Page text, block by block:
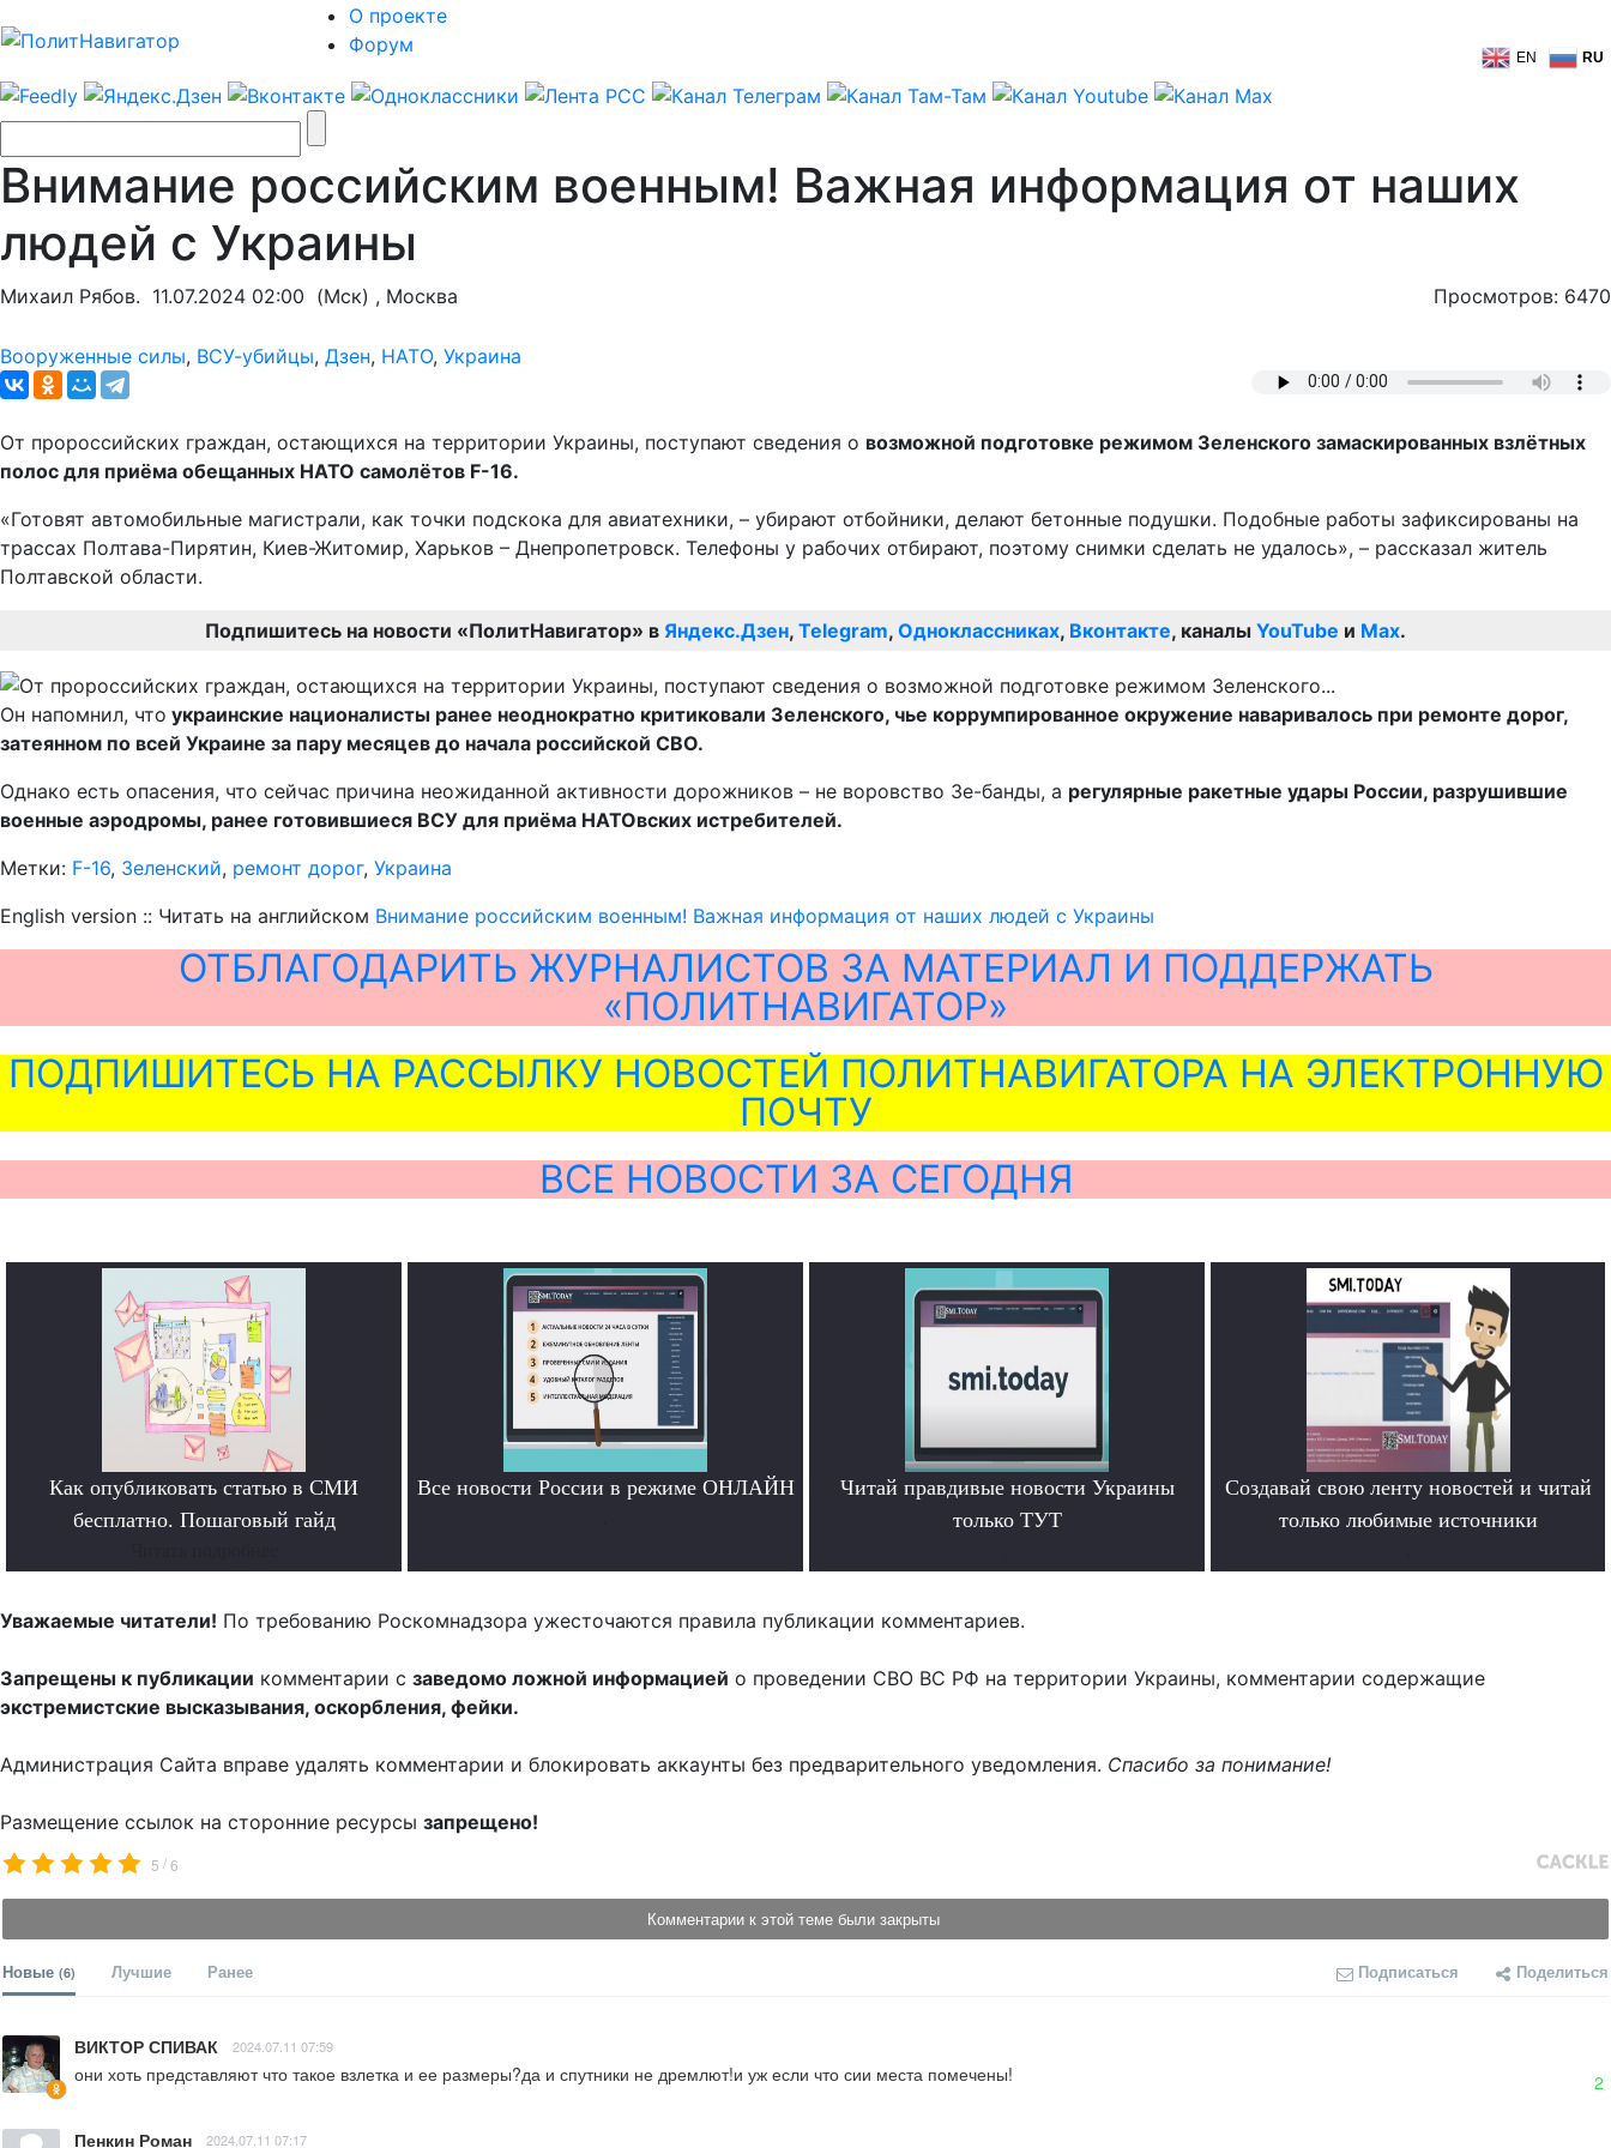
О проекте
Форум
EN RU
Внимание российским военным! Важная информация от наших
людей с Украины
Михаил Рябов. 11.07.2024 02:00 (Мск) , Москва Просмотров: 6470
Вооруженные силы, ВСУ-убийцы, Дзен, НАТО, Украина
От пророссийских граждан, остающихся на территории Украины, поступают сведения о возможной подготовке режимом Зеленского замаскированных взлётных
полос для приёма обещанных НАТО самолётов F-16.
«Готовят автомобильные магистрали, как точки подскока для авиатехники, – убирают отбойники, делают бетонные подушки. Подобные работы зафиксированы на
трассах Полтава-Пирятин, Киев-Житомир, Харьков – Днепропетровск. Телефоны у рабочих отбирают, поэтому снимки сделать не удалось», – рассказал житель
Полтавской области.
Подпишитесь на новости «ПолитНавигатор» в Яндекс.Дзен, Telegram, Одноклассниках, Вконтакте, каналы YouTube и Max.
Он напомнил, что украинские националисты ранее неоднократно критиковали Зеленского, чье коррумпированное окружение наваривалось при ремонте дорог,
затеянном по всей Украине за пару месяцев до начала российской СВО.
Однако есть опасения, что сейчас причина неожиданной активности дорожников – не воровство Зе-банды, а регулярные ракетные удары России, разрушившие
военные аэродромы, ранее готовившиеся ВСУ для приёма НАТОвских истребителей.
Метки: F-16, Зеленский, ремонт дорог, Украина
English version :: Читать на английском Внимание российским военным! Важная информация от наших людей с Украины
ОТБЛАГОДАРИТЬ ЖУРНАЛИСТОВ ЗА МАТЕРИАЛ И ПОДДЕРЖАТЬ
«ПОЛИТНАВИГАТОР»
ПОДПИШИТЕСЬ НА РАССЫЛКУ НОВОСТЕЙ ПОЛИТНАВИГАТОРА НА ЭЛЕКТРОННУЮ
ПОЧТУ
ВСЕ НОВОСТИ ЗА СЕГОДНЯ
Как опубликовать статью в СМИ
бесплатно. Пошаговый гайд
Все новости России в режиме ОНЛАЙН
Читай правдивые новости Украины
только ТУТ
Создавай свою ленту новостей и читай
только любимые источники
Уважаемые читатели! По требованию Роскомнадзора ужесточаются правила публикации комментариев.
Запрещены к публикации комментарии с заведомо ложной информацией о проведении СВО ВС РФ на территории Украины, комментарии содержащие
экстремистские высказывания, оскорбления, фейки.
Администрация Сайта вправе удалять комментарии и блокировать аккаунты без предварительного уведомления. Спасибо за понимание!
Размещение ссылок на сторонние ресурсы запрещено!
5 /6
Комментарии к этой теме были закрыты
Новые (6) Лучшие Ранее Подписаться Поделиться
ВИКТОР СПИВАК 2024.07.11 07:59
они хоть представляют что такое взлетка и ее размеры?да и спутники не дремлют!и уж если что сии места помечены! 2
Пенкин Роман 2024.07.11 07:17